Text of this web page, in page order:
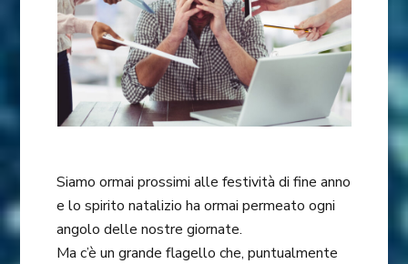
Siamo ormai prossimi alle festività di fine anno
e lo spirito natalizio ha ormai permeato ogni
angolo delle nostre giornate.
Ma c’è un grande flagello che, puntualmente